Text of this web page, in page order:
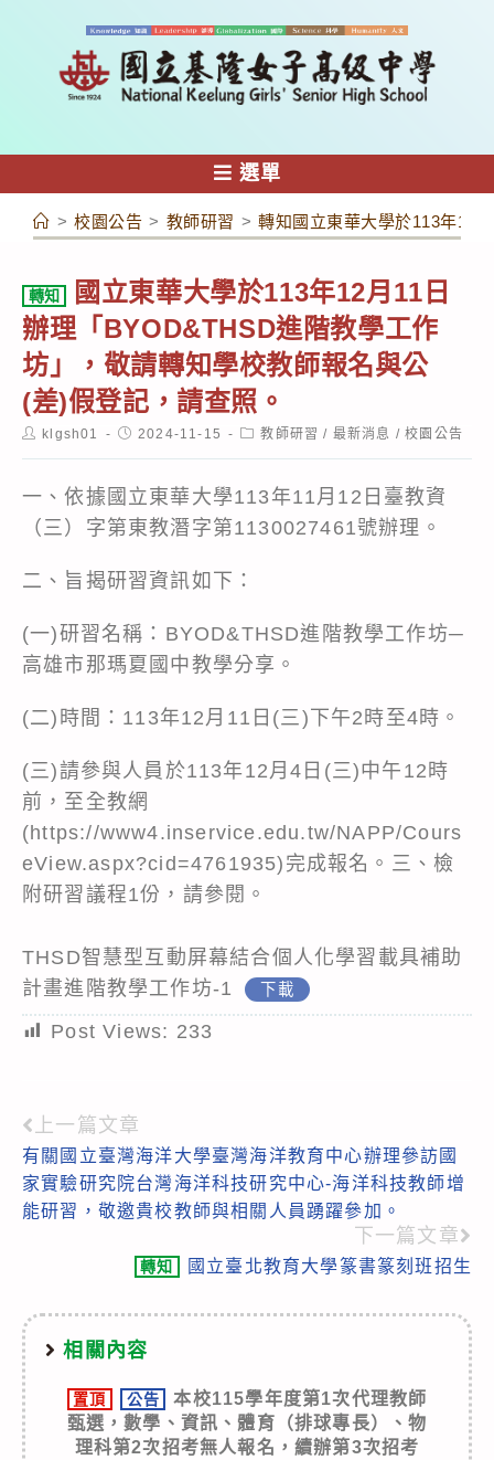
容
選單
> 校園公告 > 教師研習 > 轉知國立東華大學於113年12
轉知
國立東華大學於113年12月11日
辦理「BYOD&THSD進階教學工作
坊」，敬請轉知學校教師報名與公
(差)假登記，請查照。
Postklgsh01
Post2024-11-15
Post教師研習 / 最新消息 / 校園公告
一、依據國立東華大學113年11月12日臺教資
（三）字第東教潛字第1130027461號辦理。
二、旨揭研習資訊如下：
(一)研習名稱：BYOD&THSD進階教學工作坊─
高雄市那瑪夏國中教學分享。
(二)時間：113年12月11日(三)下午2時至4時。
(三)請參與人員於113年12月4日(三)中午12時
前，至全教網
(https://www4.inservice.edu.tw/NAPP/Cours
eView.aspx?cid=4761935)完成報名。三、檢
附研習議程1份，請參閱。
THSD智慧型互動屏幕結合個人化學習載具補助
計畫進階教學工作坊-1
下載
Post Views: 233
Read
more
articles
上一篇文章
有關國立臺灣海洋大學臺灣海洋教育中心辦理參訪國
家實驗研究院台灣海洋科技研究中心-海洋科技教師增
能研習，敬邀貴校教師與相關人員踴躍參加。
下一篇文章
轉知 國立臺北教育大學篆書篆刻班招生
相關內容
置頂 公告
本校115學年度第1次代理教師
甄選，數學、資訊、體育（排球專長）、物
理科第2次招考無人報名，續辦第3次招考